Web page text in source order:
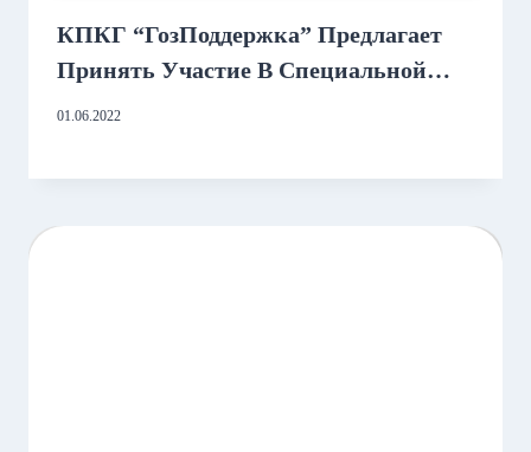
КПКГ “ГозПоддержка” Предлагает
Принять Участие В Специальной
Акции «ДАЧНЫЙ СЕЗОН»
01.06.2022